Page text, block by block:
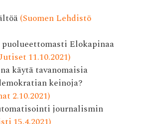
(Suomen Lehdistö
Elokapinaa
11.10.2021)
käytä tavanomaisia
keinoja?
2.10.2021)
journalismin